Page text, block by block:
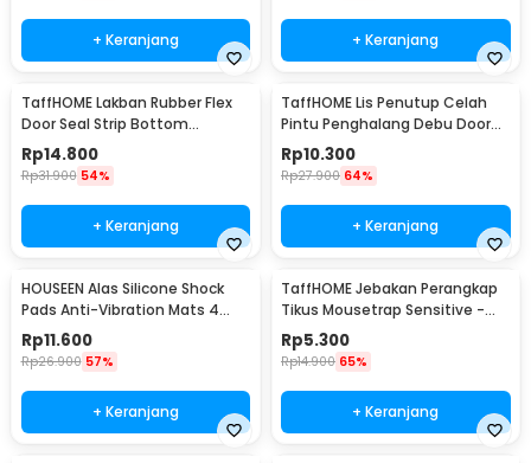
+ Keranjang + Keranjang
TaffHOME Lakban Rubber Flex
Door Seal Strip Bottom
Waterproof 45mmx5M - TP39
Rp14.800
Rp31.900 54%
+ Keranjang
TaffHOME Lis Penutup Celah
Pintu Penghalang Debu Door
Bottom Seal 1M - LQ7
Rp10.300
Rp27.900 64%
+ Keranjang
HOUSEEN Alas Silicone Shock
Pads Anti-Vibration Mats 4
PCS - NY522
Rp11.600
Rp26.900 57%
+ Keranjang
TaffHOME Jebakan Perangkap
Tikus Mousetrap Sensitive -
ZL-2021
Rp5.300
Rp14.900 65%
+ Keranjang